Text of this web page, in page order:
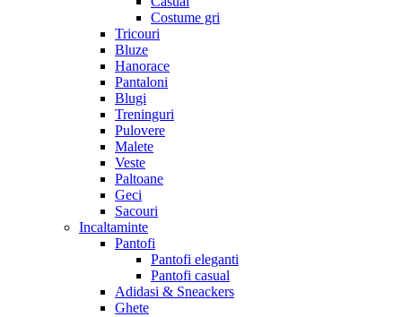
Costume gri
Tricouri
Bluze
Hanorace
Pantaloni
Blugi
Treninguri
Pulovere
Malete
Veste
Paltoane
Geci
Sacouri
Incaltaminte
Pantofi
Pantofi eleganti
Pantofi casual
Adidasi & Sneackers
Ghete